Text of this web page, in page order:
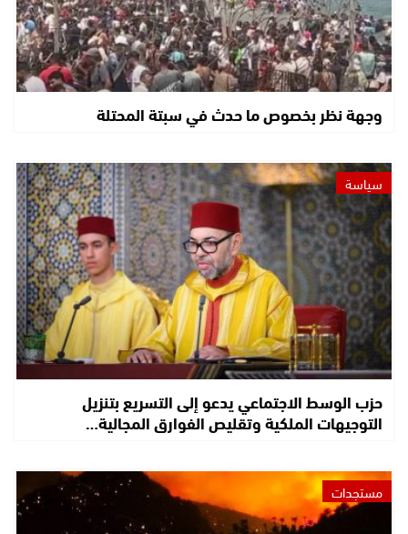
وجهة نظر بخصوص ما حدث في سبتة المحتلة
سياسة
حزب الوسط الاجتماعي يدعو إلى التسريع بتنزيل
التوجيهات الملكية وتقليص الفوارق المجالية…
مستجدات